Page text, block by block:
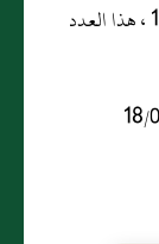
* : عدد المشاهدات و التنزيل منذ 18/04/2013 ، هذا العدد